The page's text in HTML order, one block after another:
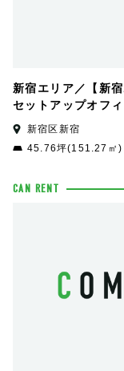
新宿エリア／【新
セットアップオフィ
新宿区新宿
45.76坪(151.27㎡)
CAN RENT